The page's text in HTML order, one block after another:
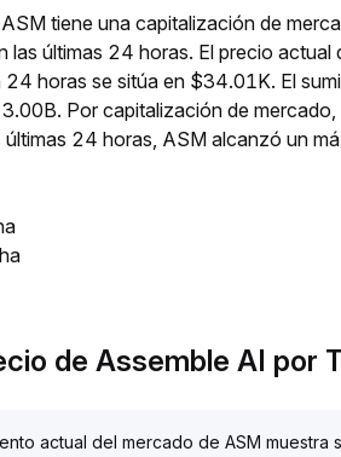
tiene una capitalización de
últimas 24 horas. El precio
24 horas se sitúa en $34.01K. El
Por capitalización de
últimas 24 horas, ASM alcanzó un
de Assemble AI por
actual del mercado de ASM